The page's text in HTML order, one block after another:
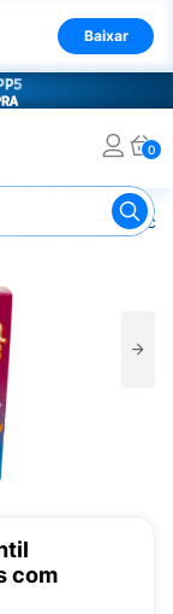
Baixar
0
Shampoo e
com